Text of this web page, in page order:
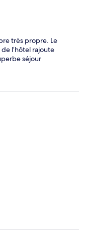
très propre. Le
l’hôtel rajoute
séjour